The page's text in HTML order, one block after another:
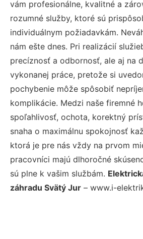
vám profesionálne, kvalitné a
rozumné služby, ktoré sú
individuálnym požiadavkám.
nám ešte dnes. Pri realizácií
precíznosť a odbornosť, ale aj na
vykonanej práce, pretože si
pochybenie môže spôsobiť
komplikácie. Medzi naše firemné
spoľahlivosť, ochota, korektný
snaha o maximálnu spokojnosť
ktorá je pre nás vždy na prvom
pracovníci majú dlhoročné
sú plne k vašim službám.
záhradu Svätý Jur – www.i-